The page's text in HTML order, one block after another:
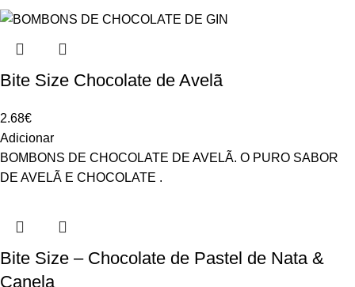
Bite Size Chocolate de Avelã
2.68€
Adicionar
BOMBONS DE CHOCOLATE DE AVELÃ. O PURO SABOR
DE AVELÃ E CHOCOLATE .
Bite Size – Chocolate de Pastel de Nata &
Canela